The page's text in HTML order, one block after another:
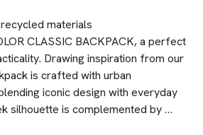
materials
CLASSIC BACKPACK, a perfect
Drawing inspiration from our
is crafted with urban
iconic design with everyday
silhouette is complemented by
embodying the bold spirit of